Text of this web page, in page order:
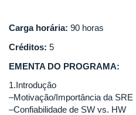
Carga horária: 90 horas
Créditos: 5
EMENTA DO PROGRAMA:
1.Introdução
–Motivação/Importância da SRE
–Confiabilidade de SW vs. HW